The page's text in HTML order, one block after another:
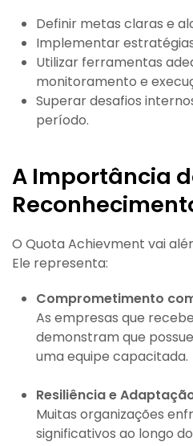
Definir metas claras e
Implementar
Utilizar ferramentas
monitoramento e
Superar desafios
período.
A Importância
O Quota Achievment vai
Ele representa:
Comprometimento
As empresas que
demonstram que
uma equipe capacitada.
Resiliência e
Muitas organizações
significativos ao longo